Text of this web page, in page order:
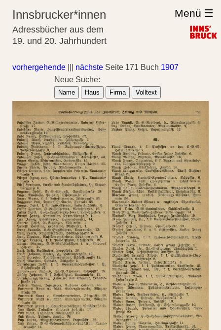
Innsbrucker*innen
Adressbücher aus dem
19. und 20. Jahrhundert
Menü ☰
vorhergehende nächste Seite 171 Buch 1907
Neue Suche:
Name Haus Firma Volltext